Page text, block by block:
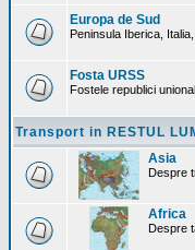
Europa de Sud
Peninsula Iberica,
Fosta URSS
Fostele republici
Transport in RESTUL
Asia
Despre
Africa
Despre